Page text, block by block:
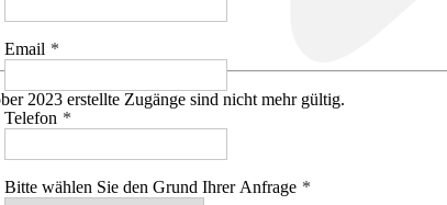
2023 erstellte Zugänge sind nicht mehr gültig.
Email
Telefon
Bitte wählen Sie den Grund Ihrer Anfrage